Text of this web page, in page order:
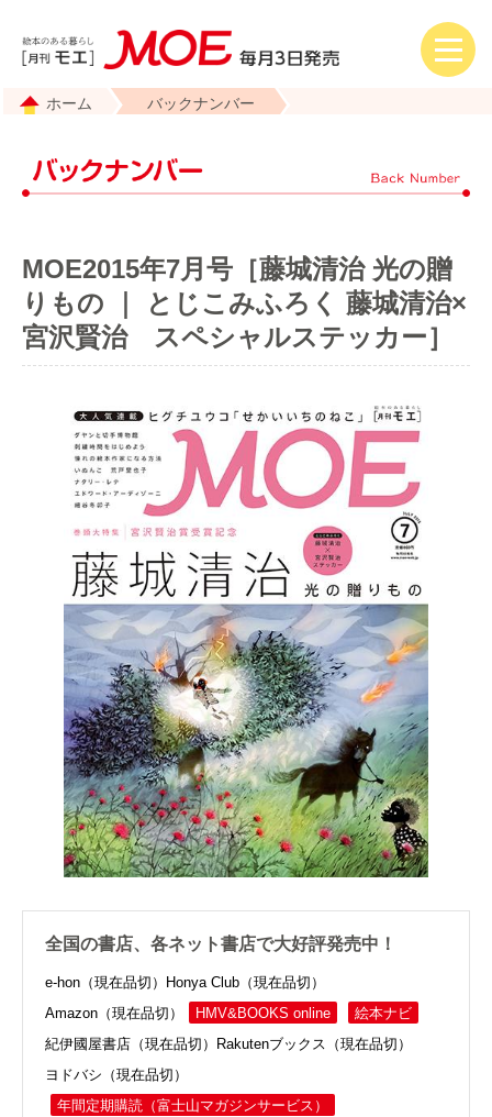
ホーム バックナンバー
MOE2015年7月号［藤城清治 光の贈
りもの ｜ とじこみふろく 藤城清治×
宮沢賢治 スペシャルステッカー］
全国の書店、各ネット書店で大好評発売中！
e-hon（現在品切）
Honya Club（現在品切）
Amazon（現在品切）
HMV&BOOKS online
絵本ナビ
紀伊國屋書店（現在品切）
Rakutenブックス（現在品切）
ヨドバシ（現在品切）
年間定期購読 （富士山マガジンサービス）